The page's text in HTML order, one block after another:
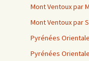
Mont Ventoux par
Mont Ventoux par
Pyrénées
Pyrénées